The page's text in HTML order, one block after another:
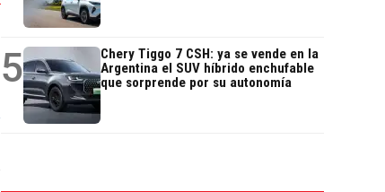
5
Chery Tiggo 7 CSH: ya se vende en la
Argentina el SUV híbrido enchufable
que sorprende por su autonomía